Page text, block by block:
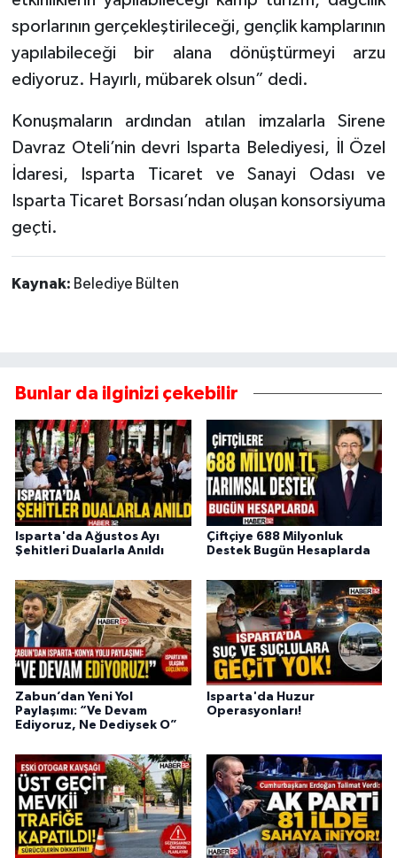
sporlarının gerçekleştirileceği, gençlik kamplarının
yapılabileceği bir alana dönüştürmeyi arzu
ediyoruz. Hayırlı, mübarek olsun” dedi.
Konuşmaların ardından atılan imzalarla Sirene
Davraz Oteli’nin devri Isparta Belediyesi, İl Özel
İdaresi, Isparta Ticaret ve Sanayi Odası ve
Isparta Ticaret Borsası’ndan oluşan konsorsiyuma
geçti.
Kaynak: Belediye Bülten
Bunlar da ilginizi çekebilir
Isparta'da Ağustos Ayı
Şehitleri Dualarla Anıldı
Çiftçiye 688 Milyonluk
Destek Bugün Hesaplarda
Zabun’dan Yeni Yol
Paylaşımı: “Ve Devam
Ediyoruz, Ne Dediysek O”
Isparta'da Huzur
Operasyonları!